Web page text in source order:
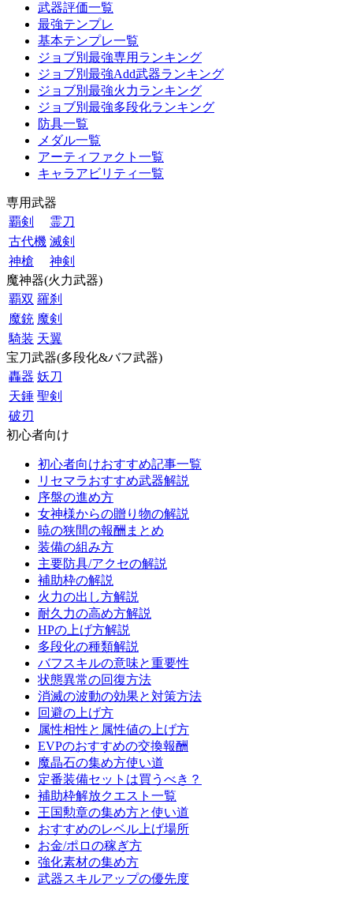
武器評価一覧
最強テンプレ
基本テンプレ一覧
ジョブ別最強専用ランキング
ジョブ別最強Add武器ランキング
ジョブ別最強火力ランキング
ジョブ別最強多段化ランキング
防具一覧
メダル一覧
アーティファクト一覧
キャラアビリティ一覧
専用武器
覇剣
霊刀
古代機 滅剣
神槍
神剣
魔神器(火力武器)
覇双 羅刹
魔銃 魔剣
騎装 天翼
宝刀武器(多段化&バフ武器)
轟器 妖刀
天錘 聖剣
破刃
初心者向け
初心者向けおすすめ記事一覧
リセマラおすすめ武器解説
序盤の進め方
女神様からの贈り物の解説
暁の狭間の報酬まとめ
装備の組み方
主要防具/アクセの解説
補助枠の解説
火力の出し方解説
耐久力の高め方解説
HPの上げ方解説
多段化の種類解説
バフスキルの意味と重要性
状態異常の回復方法
消滅の波動の効果と対策方法
回避の上げ方
属性相性と属性値の上げ方
EVPのおすすめの交換報酬
魔晶石の集め方使い道
定番装備セットは買うべき？
補助枠解放クエスト一覧
王国勲章の集め方と使い道
おすすめのレベル上げ場所
お金/ポロの稼ぎ方
強化素材の集め方
武器スキルアップの優先度